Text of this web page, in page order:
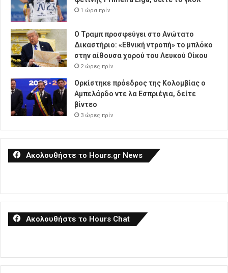
1 ώρα πρίν
Ο Τραμπ προσφεύγει στο Ανώτατο
Δικαστήριο: «Εθνική ντροπή» το μπλόκο
στην αίθουσα χορού του Λευκού Οίκου
2 ώρες πρίν
Ορκίστηκε πρόεδρος της Κολομβίας ο
Αμπελάρδο ντε λα Εσπριέγια, δείτε
βίντεο
3 ώρες πρίν
Ακολουθήστε το Hours.gr News
Ακολουθήστε το Hours Chat